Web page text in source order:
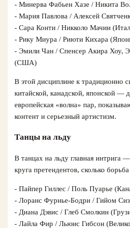
- Минерва Фабьен Хазе / Никита
- Мария Павлова / Алексей
- Сара Конти / Никколо Мачии
- Рику Миура / Риюти Кихара
- Эмили Чан / Спенсер Акира Хоу,
(США)
В этой дисциплине к
китайской, канадской, японской —
европейская «волна» пар,
контент и серьезный артистизм.
Танцы на льду
В танцах на льду главная интрига
круга претендентов, сколько
- Пайпер Гиллес / Поль Пуарье
- Лоранс Фурнье-Бодри / Гийом
- Диана Дэвис / Глеб Смолкин
- Лайла Фир / Льюис Гибсон